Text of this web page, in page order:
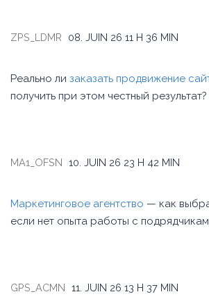
ZPS_LDMR 08. JUIN 26 11 H 36 MIN
Реально ли заказать продвижение
получить при этом честный результат?
MA1_OFSN 10. JUIN 26 23 H 42 MIN
Маркетинговое агентство — как
если нет опыта работы с
GPS_ACMN 11. JUIN 26 13 H 37 MIN